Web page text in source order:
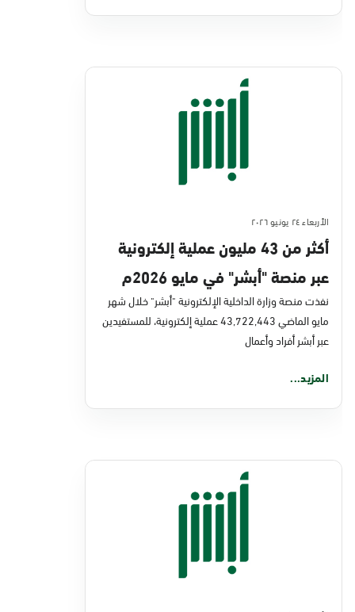
الأربعاء ٢٤ يونيو ٢٠٢٦
أكثر من 43 مليون عملية إلكترونية
عبر منصة "أبشر" في مايو 2026م
نفذت منصة وزارة الداخلية الإلكترونية "أبشر" خلال شهر
مايو الماضي 43,722,443 عملية إلكترونية، للمستفيدين
عبر أبشر أفراد وأعمال
المزيد...